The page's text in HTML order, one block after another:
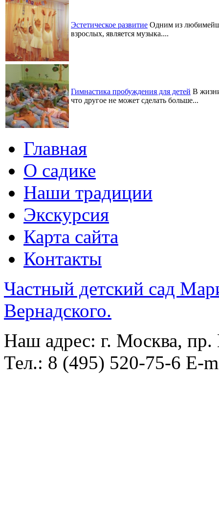
Эстетическое развитие Одним из
взрослых, является музыка....
Гимнастика пробуждения для детей В
что другое не может сделать больше...
Главная
О садике
Наши традиции
Экскурсия
Карта сайта
Контакты
Частный детский сад
Вернадского.
Наш адрес: г. Москва, пр.
Тел.: 8 (495) 520-75-6 E-